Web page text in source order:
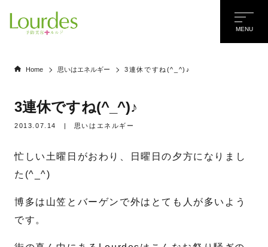
MENU
Home 思いはエネルギー 3連休ですね(^_^)♪
3連休ですね(^_^)♪
2013.07.14 | 思いはエネルギー
忙しい土曜日がおわり、日曜日の夕方になりまし
た(^_^)
博多は山笠とバーゲンで外はとても人が多いよう
です。